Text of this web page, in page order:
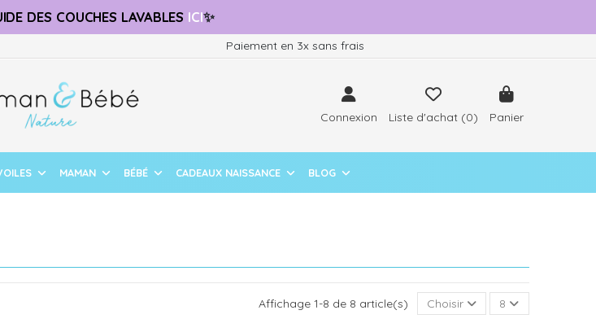
DES COUCHES LAVABLES ICI✨
Paiement en 3x sans frais
Connexion Liste d'achat (0) Panier
MAMAN BÉBÉ CADEAUX NAISSANCE BLOG
Affichage 1-8 de 8 article(s) Choisir 8